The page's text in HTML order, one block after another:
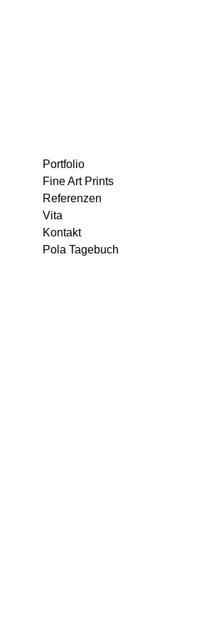
Portfolio
Fine Art Prints
Referenzen
Vita
Kontakt
Pola Tagebuch